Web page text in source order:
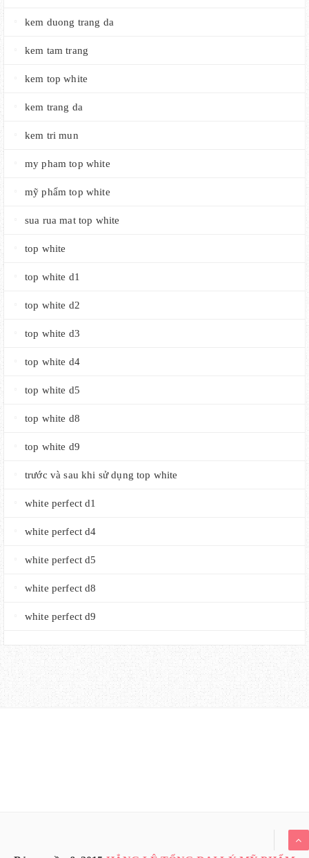
kem duong trang da
kem tam trang
kem top white
kem trang da
kem tri mun
my pham top white
mỹ phẩm top white
sua rua mat top white
top white
top white d1
top white d2
top white d3
top white d4
top white d5
top white d8
top white d9
trước và sau khi sử dụng top white
white perfect d1
white perfect d4
white perfect d5
white perfect d8
white perfect d9